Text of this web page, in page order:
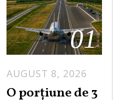
01
AUGUST 8, 2026
U
O porțiune de 3